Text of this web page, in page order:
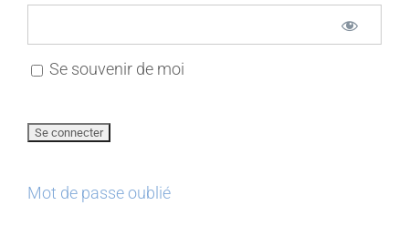
Se souvenir de moi
Mot de passe oublié